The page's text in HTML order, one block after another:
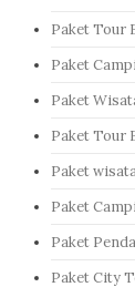
Paket Tour
Paket
Paket
Paket Tour
Paket
Paket
Paket
Paket City